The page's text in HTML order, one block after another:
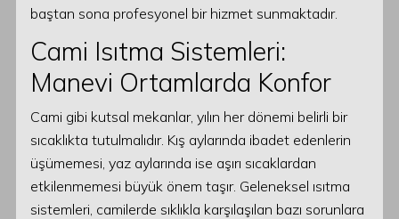
baştan sona profesyonel bir hizmet sunmaktadır.
Cami Isıtma Sistemleri:
Manevi Ortamlarda Konfor
Cami gibi kutsal mekanlar, yılın her dönemi belirli bir
sıcaklıkta tutulmalıdır. Kış aylarında ibadet edenlerin
üşümemesi, yaz aylarında ise aşırı sıcaklardan
etkilenmemesi büyük önem taşır. Geleneksel ısıtma
sistemleri, camilerde sıklıkla karşılaşılan bazı sorunlara